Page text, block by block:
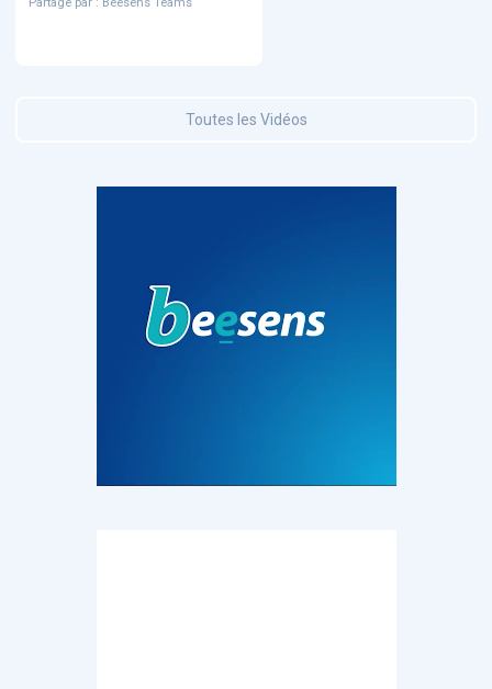
Partagé par : Beesens Teams
Toutes les Vidéos